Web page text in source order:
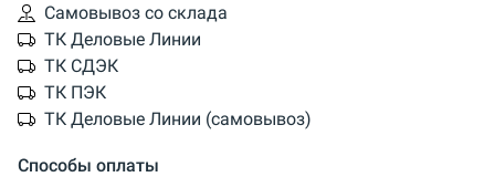
Самовывоз со склада
ТК Деловые Линии
ТК СДЭК
ТК ПЭК
ТК Деловые Линии (самовывоз)
Способы оплаты